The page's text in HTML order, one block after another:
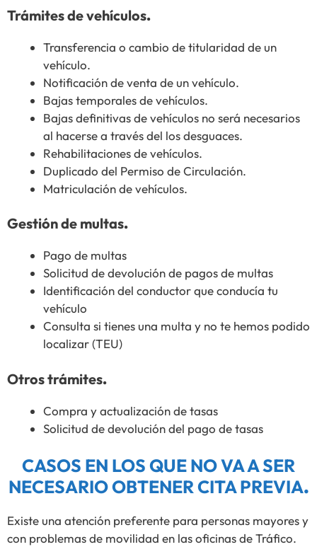
Trámites de vehículos.
Transferencia o cambio de titularidad de un
vehículo.
Notificación de venta de un vehículo.
Bajas temporales de vehículos.
Bajas definitivas de vehículos no será necesarios
al hacerse a través del los desguaces.
Rehabilitaciones de vehículos.
Duplicado del Permiso de Circulación.
Matriculación de vehículos.
Gestión de multas.
Pago de multas
Solicitud de devolución de pagos de multas
Identificación del conductor que conducía tu
vehículo
Consulta si tienes una multa y no te hemos podido
localizar (TEU)
Otros trámites.
Compra y actualización de tasas
Solicitud de devolución del pago de tasas
CASOS EN LOS QUE NO VA A SER
NECESARIO OBTENER CITA PREVIA.
Existe una atención preferente para personas mayores y
con problemas de movilidad en las oficinas de Tráfico.